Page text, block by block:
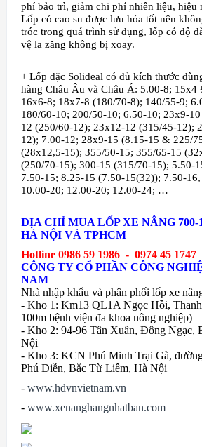
phí bảo trì, giảm chi phí nhiên liệu, hiệu
Lốp có cao su được lưu hóa tốt nên
tróc trong quá trình sử dụng, lốp có độ
vệ la zăng không bị xoay.
+ Lốp đặc Solideal có đủ kích thước
hàng Châu Âu và Châu Á: 5.00-8; 15x4
16x6-8; 18x7-8 (180/70-8); 140/55-9;
180/60-10; 200/50-10; 6.50-10; 23x9-
12 (250/60-12); 23x12-12 (315/45-12);
12); 7.00-12; 28x9-15 (8.15-15 & 225/
(28x12,5-15); 355/50-15; 355/65-15
(250/70-15); 300-15 (315/70-15); 5.50-
7.50-15; 8.25-15 (7.50-15(32)); 7.50-
10.00-20; 12.00-20; 12.00-24; …
ĐỊA CHỈ MUA LỐP XE NÂNG
HÀ NỘI VÀ TPHCM
Hotline 0986 59 1986 - 0974 45 1747
CÔNG TY CỔ PHẦN CÔNG
NAM
Nhà nhập khẩu và phân phối lốp xe
- Kho 1: Km13 QL1A Ngọc Hồi,
100m bệnh viện đa khoa nông nghiệp)
- Kho 2: 94-96 Tân Xuân, Đông Ngạc,
Nội
- Kho 3: KCN Phú Minh Trại Gà,
Phú Diễn, Bắc Từ Liêm, Hà Nội
- www.hdvnvietnam.vn
- www.xenanghangnhatban.com